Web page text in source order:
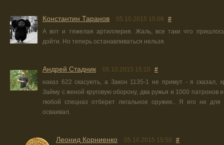
Константин Таранов 05.10.2015 15:06
#
А вот и тяжелая артиллерия. Жаль, все таки что
дойти. Но теперь останавливаться нельзя.
Андрей Стадник 05.10.2015 15:10
#
наказ 622 скасують, а Закон 1135-1 не примут - я сказал,
Займу с женой круговую оборону, два ружья и 1000 патронов
любой спецназ отберет легальное оружие.. Я его не для
осваивал.
Леонид Корниенко 05.10.2015 15:50
#